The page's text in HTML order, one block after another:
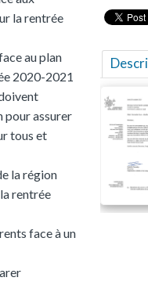
la rentrée
au plan
2020-2021
pour assurer
tous et
la région
rentrée
face à un